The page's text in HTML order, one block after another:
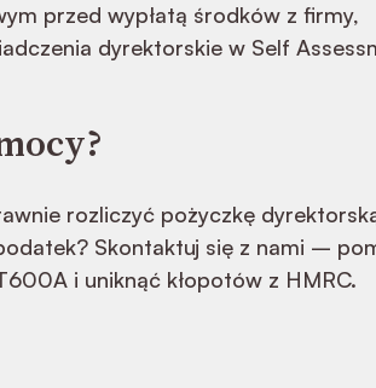
przed wypłatą środków z firmy,
dyrektorskie w Self
rozliczyć pożyczkę
Skontaktuj się z nami –
i uniknąć kłopotów z HMRC.